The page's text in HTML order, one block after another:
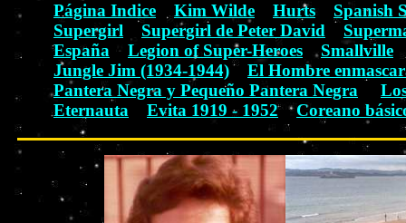
Página Indice Kim Wilde Hurts
Spanish
Supergirl
Supergirl de Peter David
España
Legion of Super-Heroes
Smallville
Jungle Jim (1934-1944)
El Hombre
Pantera Negra y Pequeño Pantera Negra
Eternauta
Evita 1919 - 1952 Coreano